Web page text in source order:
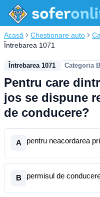
Acasă Chestionare auto
Întrebarea 1071
Întrebarea 1071 Categoria
Pentru care
jos se dispune
de conducere?
A pentru neacordarea
B permisul de